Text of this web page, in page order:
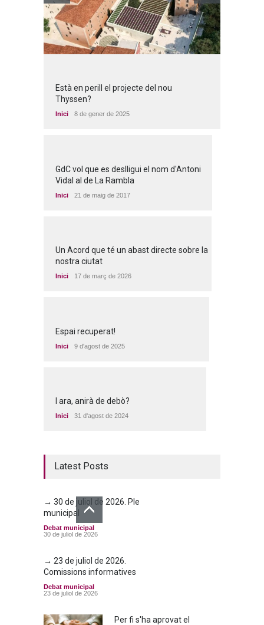
Està en perill el projecte del nou
Thyssen?
Inici 8 de gener de 2025
GdC vol que es deslligui el nom d'Antoni
Vidal al de La Rambla
Inici 21 de maig de 2017
Un Acord que té un abast directe sobre la
nostra ciutat
Inici 17 de març de 2026
Espai recuperat!
Inici 9 d'agost de 2025
I ara, anirà de debò?
Inici 31 d'agost de 2024
Latest Posts
→ 30 de juliol de 2026. Ple
municipal
Debat municipal
30 de juliol de 2026
→ 23 de juliol de 2026.
Comissions informatives
Debat municipal
23 de juliol de 2026
Per fi s'ha aprovat el